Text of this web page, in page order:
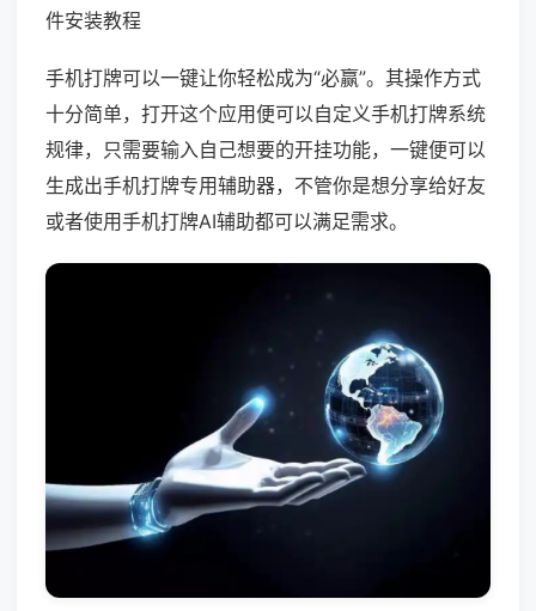
件安装教程
手机打牌可以一键让你轻松成为“必赢”。其操作方式
十分简单，打开这个应用便可以自定义手机打牌系统
规律，只需要输入自己想要的开挂功能，一键便可以
生成出手机打牌专用辅助器，不管你是想分享给好友
或者使用手机打牌AI辅助都可以满足需求。